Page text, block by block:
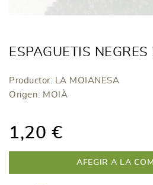
ESPAGUETIS NEGRES
Productor: LA MOIANESA
Origen: MOIÀ
1,20 €
AFEGIR A LA